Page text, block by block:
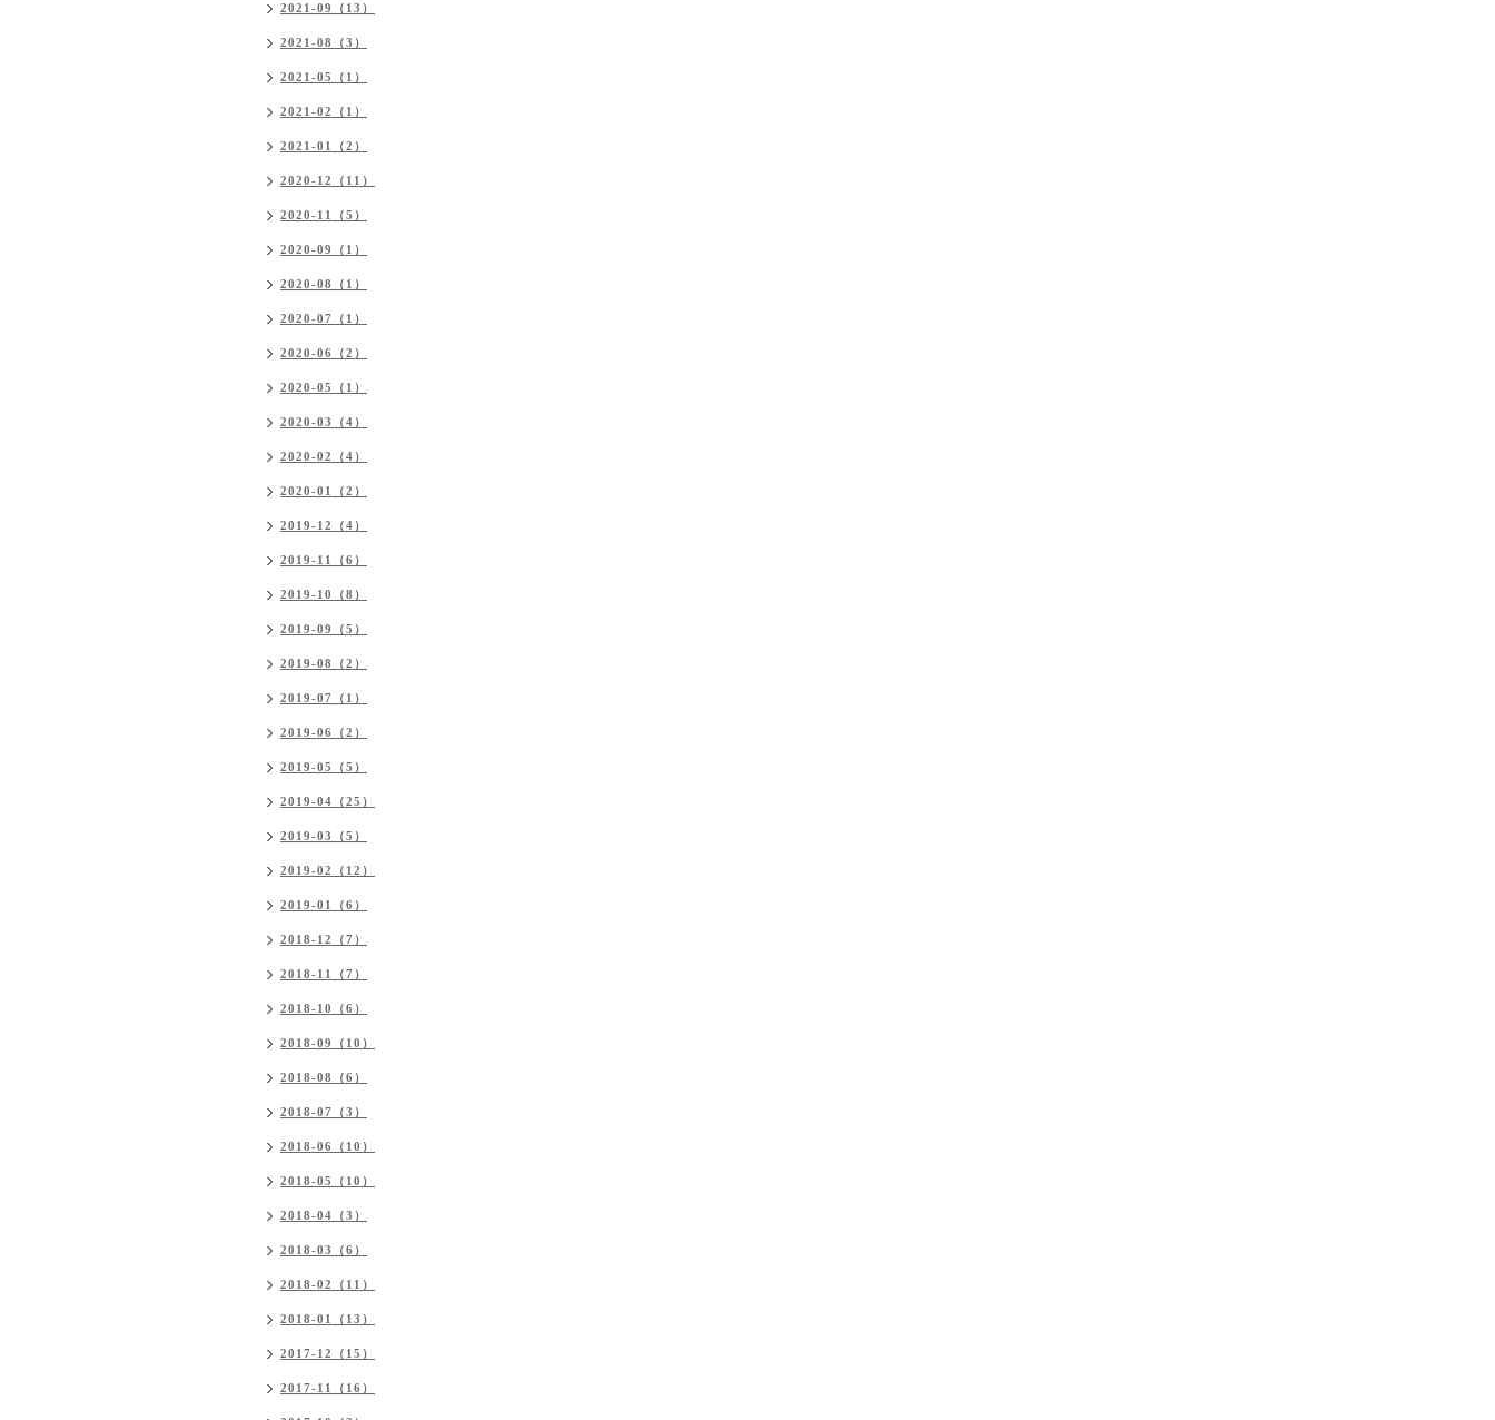
2021-09（13）
2021-08（3）
2021-05（1）
2021-02（1）
2021-01（2）
2020-12（11）
2020-11（5）
2020-09（1）
2020-08（1）
2020-07（1）
2020-06（2）
2020-05（1）
2020-03（4）
2020-02（4）
2020-01（2）
2019-12（4）
2019-11（6）
2019-10（8）
2019-09（5）
2019-08（2）
2019-07（1）
2019-06（2）
2019-05（5）
2019-04（25）
2019-03（5）
2019-02（12）
2019-01（6）
2018-12（7）
2018-11（7）
2018-10（6）
2018-09（10）
2018-08（6）
2018-07（3）
2018-06（10）
2018-05（10）
2018-04（3）
2018-03（6）
2018-02（11）
2018-01（13）
2017-12（15）
2017-11（16）